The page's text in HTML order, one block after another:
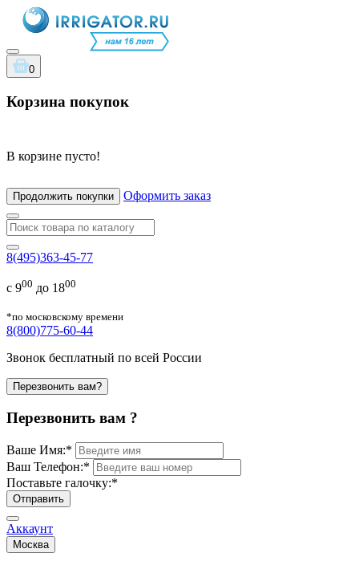
0
Корзина покупок
В корзине пусто!
Продолжить покупки Оформить заказ
8(495)363-45-77
с 900 до 1800
*по московскому времени
8(800)775-60-44
Звонок бесплатный по всей России
Перезвонить вам?
Перезвонить вам ?
Ваше Имя:*
Ваш Телефон:*
Поставьте галочку:*
Отправить
Аккаунт
Москва